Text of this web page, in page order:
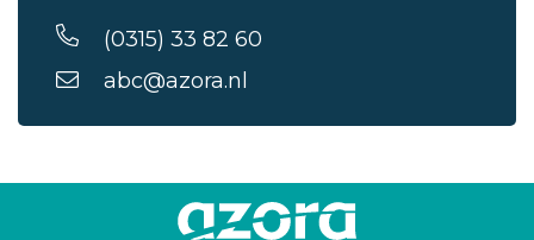
(0315) 33 82 60
abc@azora.nl